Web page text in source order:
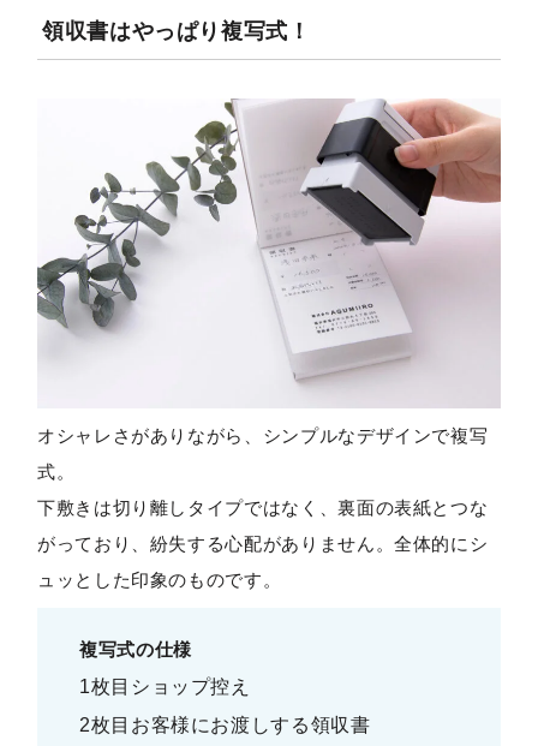
領収書はやっぱり複写式！
オシャレさがありながら、シンプルなデザインで複写
式。
下敷きは切り離しタイプではなく、裏面の表紙とつな
がっており、紛失する心配がありません。全体的にシ
ュッとした印象のものです。
複写式の仕様
1枚目ショップ控え
2枚目お客様にお渡しする領収書